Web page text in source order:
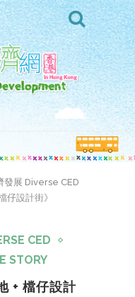
發展 Diverse CED
仔設計街》
CED
STORY
+ 檔仔設計